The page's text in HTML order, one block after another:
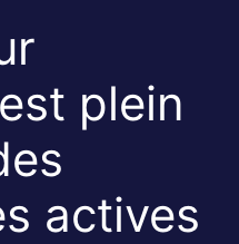
plein
actives